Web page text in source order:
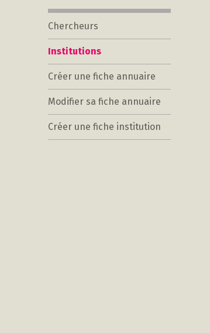
Chercheurs
Institutions
Créer une fiche annuaire
Modifier sa fiche annuaire
Créer une fiche institution